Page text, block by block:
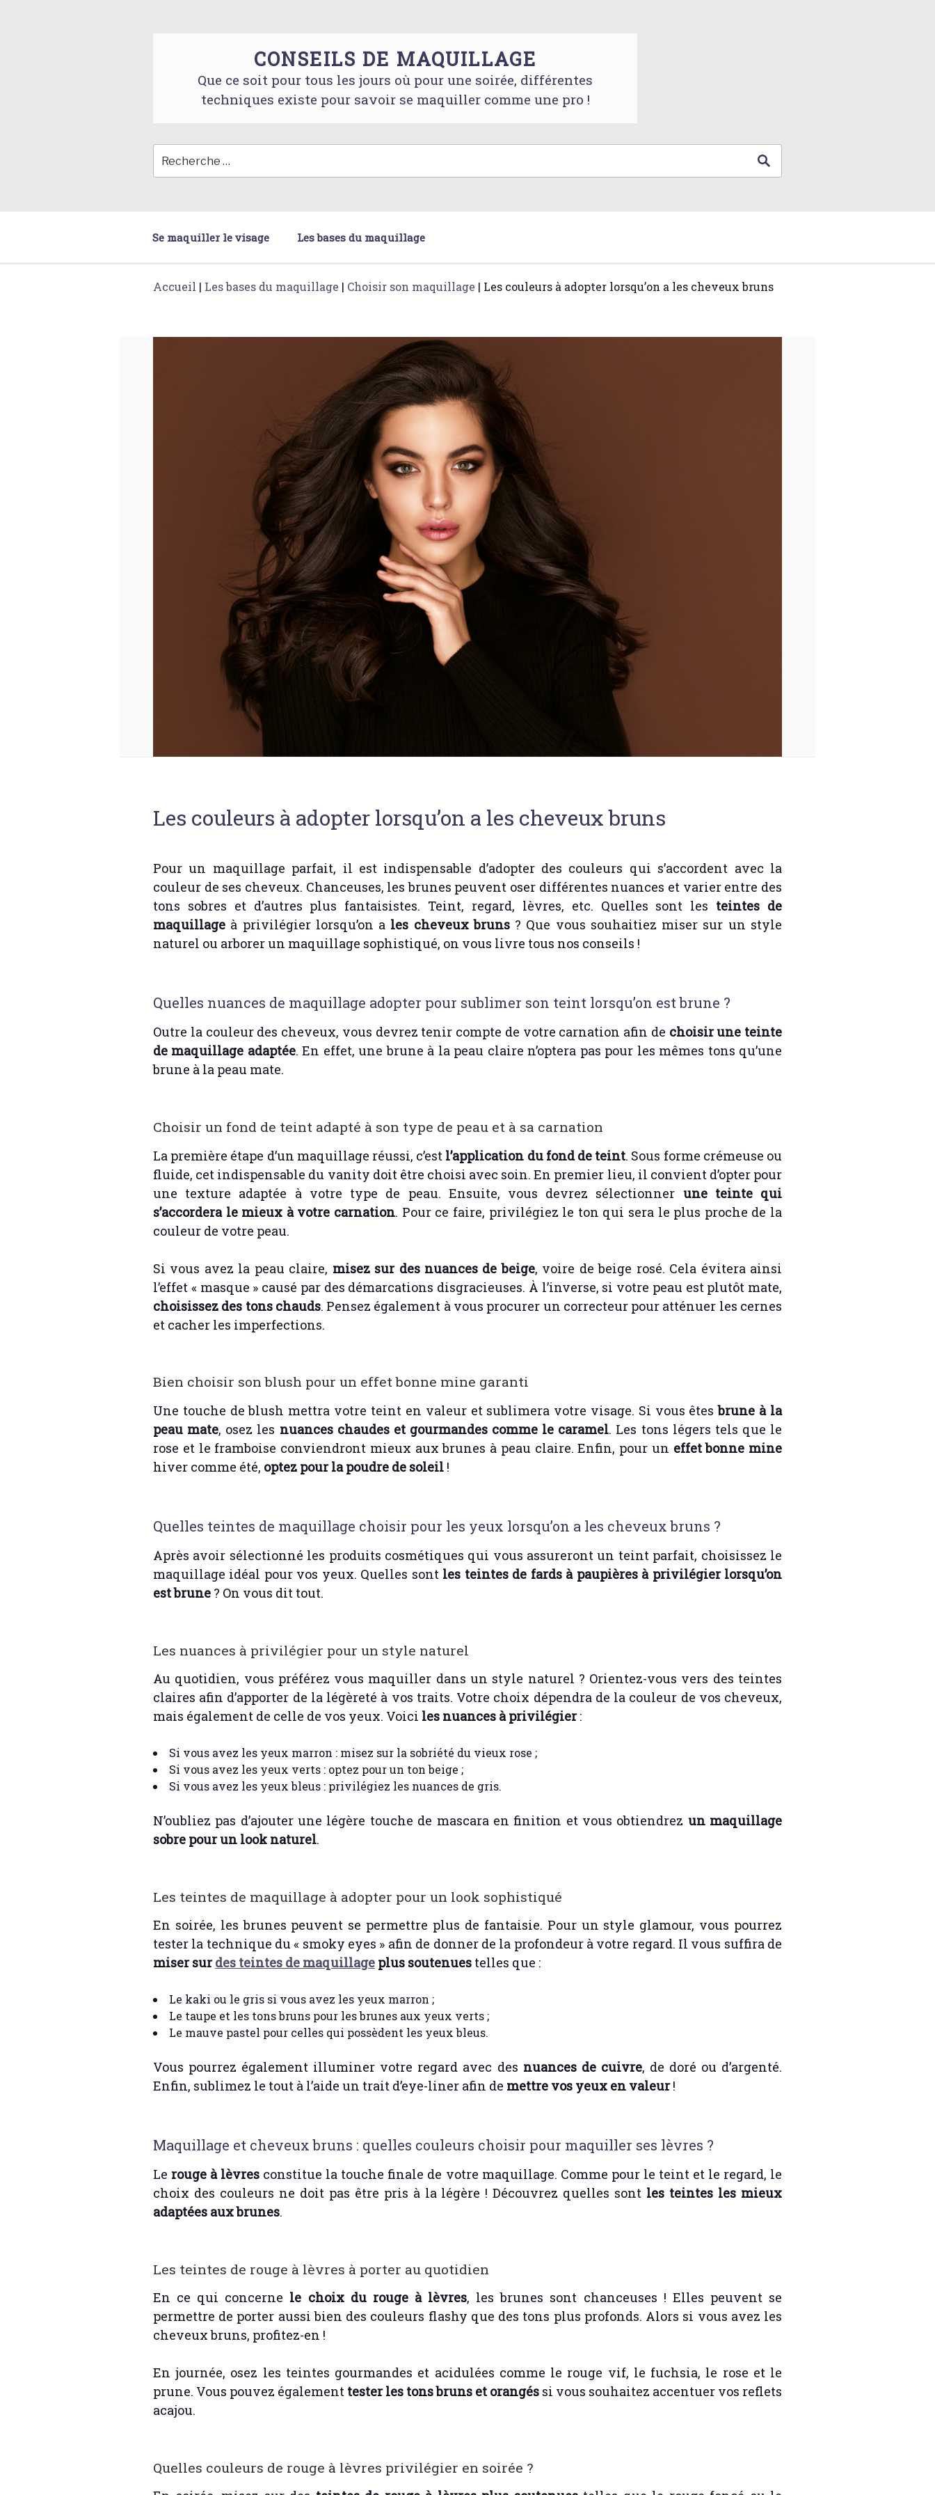
CONSEILS DE MAQUILLAGE
Que ce soit pour tous les jours où pour une soirée, différentes
techniques existe pour savoir se maquiller comme une pro !
Se maquiller le visage Les bases du maquillage
Accueil | Les bases du maquillage | Choisir son maquillage | Les couleurs à adopter lorsqu’on a les cheveux bruns
Les couleurs à adopter lorsqu’on a les cheveux bruns
Pour un maquillage parfait, il est indispensable d’adopter des couleurs qui s’accordent avec la
couleur de ses cheveux. Chanceuses, les brunes peuvent oser différentes nuances et varier entre des
tons sobres et d’autres plus fantaisistes. Teint, regard, lèvres, etc. Quelles sont les teintes de
maquillage à privilégier lorsqu’on a les cheveux bruns? Que vous souhaitiez miser sur un style
naturel ou arborer un maquillage sophistiqué, on vous livre tous nos conseils !
Quelles nuances de maquillage adopter pour sublimer son teint lorsqu’on est brune ?
Outre la couleur des cheveux, vous devrez tenir compte de votre carnation afin de choisir une teinte
de maquillage adaptée. En effet, une brune à la peau claire n’optera pas pour les mêmes tons qu’une
brune à la peau mate.
Choisir un fond de teint adapté à son type de peau et à sa carnation
La première étape d’un maquillage réussi, c’est l’application du fond de teint. Sous forme crémeuse ou
fluide, cet indispensable du vanity doit être choisi avec soin. En premier lieu, il convient d’opter pour
une texture adaptée à votre type de peau. Ensuite, vous devrez sélectionner une teinte qui
s’accordera le mieux à votre carnation. Pour ce faire, privilégiez le ton qui sera le plus proche de la
couleur de votre peau.
Si vous avez la peau claire, misez sur des nuances de beige, voire de beige rosé. Cela évitera ainsi
l’effet « masque » causé par des démarcations disgracieuses. À l’inverse, si votre peau est plutôt mate,
choisissez des tons chauds. Pensez également à vous procurer un correcteur pour atténuer les cernes
et cacher les imperfections.
Bien choisir son blush pour un effet bonne mine garanti
Une touche de blush mettra votre teint en valeur et sublimera votre visage. Si vous êtesbrune à la
peau mate, osez les nuances chaudes et gourmandes comme le caramel. Les tons légers tels que le
rose et le framboise conviendront mieux aux brunes à peau claire. Enfin, pour un effet bonne mine
hiver comme été, optez pour la poudre de soleil !
Quelles teintes de maquillage choisir pour les yeux lorsqu’on a les cheveux bruns ?
Après avoir sélectionné les produits cosmétiques qui vous assureront un teint parfait, choisissez le
maquillage idéal pour vos yeux. Quelles sont les teintes de fards à paupières à privilégier lorsqu’on
est brune ? On vous dit tout.
Les nuances à privilégier pour un style naturel
Au quotidien, vous préférez vous maquiller dans un style naturel ? Orientez-vous vers des teintes
claires afin d’apporter de la légèreté à vos traits. Votre choix dépendra de la couleur de vos cheveux,
mais également de celle de vos yeux. Voici les nuances à privilégier:
Si vous avez les yeux marron : misez sur la sobriété du vieux rose ;
Si vous avez les yeux verts : optez pour un ton beige ;
Si vous avez les yeux bleus : privilégiez les nuances de gris.
N’oubliez pas d’ajouter une légère touche de mascara en finition et vous obtiendrez un maquillage
sobre pour un look naturel.
Les teintes de maquillage à adopter pour un look sophistiqué
En soirée, les brunes peuvent se permettre plus de fantaisie. Pour un style glamour, vous pourrez
tester la technique du « smoky eyes » afin de donner de la profondeur à votre regard. Il vous suffira de
miser surdes teintes de maquillage plus soutenues telles que :
Le kaki ou le gris si vous avez les yeux marron ;
Le taupe et les tons bruns pour les brunes aux yeux verts ;
Le mauve pastel pour celles qui possèdent les yeux bleus.
Vous pourrez également illuminer votre regard avec des nuances de cuivre, de doré ou d’argenté.
Enfin, sublimez le tout à l’aide un trait d’eye-liner afin de mettre vos yeux en valeur!
Maquillage et cheveux bruns : quelles couleurs choisir pour maquiller ses lèvres ?
Le rouge à lèvres constitue la touche finale de votre maquillage. Comme pour le teint et le regard, le
choix des couleurs ne doit pas être pris à la légère ! Découvrez quelles sont les teintes les mieux
adaptées aux brunes.
Les teintes de rouge à lèvres à porter au quotidien
En ce qui concerne le choix du rouge à lèvres, les brunes sont chanceuses ! Elles peuvent se
permettre de porter aussi bien des couleurs flashy que des tons plus profonds. Alors si vous avez les
cheveux bruns, profitez-en !
En journée, osez les teintes gourmandes et acidulées comme le rouge vif, le fuchsia, le rose et le
prune. Vous pouvez également tester les tons bruns et orangés si vous souhaitez accentuer vos reflets
acajou.
Quelles couleurs de rouge à lèvres privilégier en soirée ?